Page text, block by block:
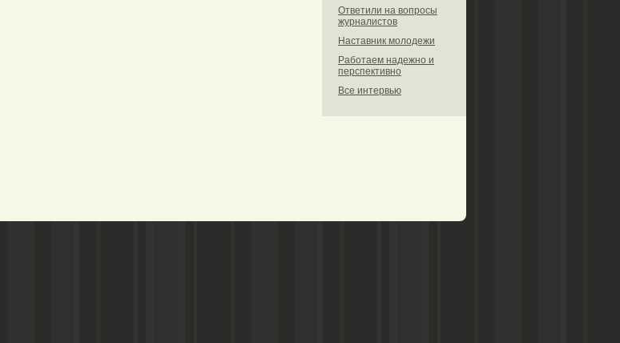
Ответили на вопросы
журналистов
Наставник молодежи
Работаем надежно и
перспективно
Все интервью